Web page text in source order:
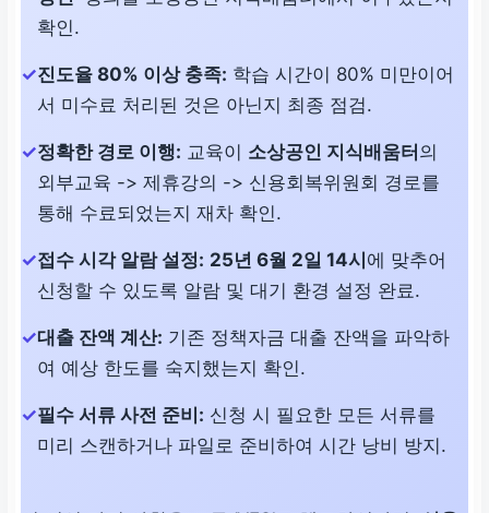
확인.
진도율 80% 이상 충족: 학습 시간이 80% 미만이어
서 미수료 처리된 것은 아닌지 최종 점검.
정확한 경로 이행: 교육이 소상공인 지식배움터의
외부교육 -> 제휴강의 -> 신용회복위원회 경로를
통해 수료되었는지 재차 확인.
접수 시각 알람 설정: 25년 6월 2일 14시에 맞추어
신청할 수 있도록 알람 및 대기 환경 설정 완료.
대출 잔액 계산: 기존 정책자금 대출 잔액을 파악하
여 예상 한도를 숙지했는지 확인.
필수 서류 사전 준비: 신청 시 필요한 모든 서류를
미리 스캔하거나 파일로 준비하여 시간 낭비 방지.